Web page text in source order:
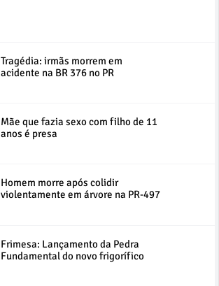
Tragédia: irmãs morrem em
acidente na BR 376 no PR
Mãe que fazia sexo com filho de 11
anos é presa
Homem morre após colidir
violentamente em árvore na PR-497
Frimesa: Lançamento da Pedra
Fundamental do novo frigorífico